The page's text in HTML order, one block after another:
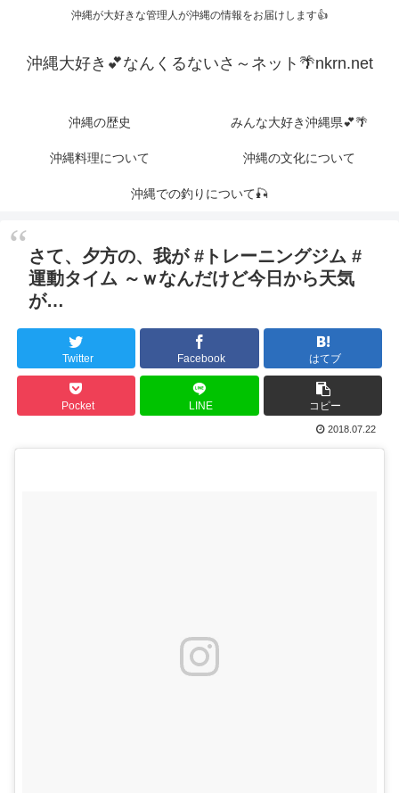
沖縄が大好きな管理人が沖縄の情報をお届けします👍
沖縄大好き💕なんくるないさ～ネット🌴nkrn.net
沖縄の歴史 みんな大好き沖縄県💕🌴
沖縄料理について 沖縄の文化について
沖縄での釣りについて🎣
さて、夕方の、我が #トレーニングジム #
運動タイム ～ｗなんだけど今日から天気
が…
Twitter Facebook はてブ
Pocket LINE コピー
2018.07.22